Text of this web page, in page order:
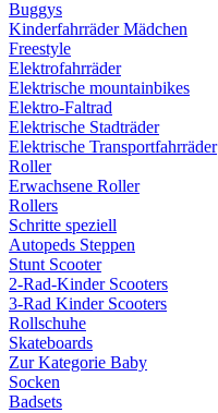
Buggys
Kinderfahrräder Mädchen
Freestyle
Elektrofahrräder
Elektrische mountainbikes
Elektro-Faltrad
Elektrische Stadträder
Elektrische Transportfahrräder
Roller
Erwachsene Roller
Rollers
Schritte speziell
Autopeds Steppen
Stunt Scooter
2-Rad-Kinder Scooters
3-Rad Kinder Scooters
Rollschuhe
Skateboards
Zur Kategorie Baby
Socken
Badsets